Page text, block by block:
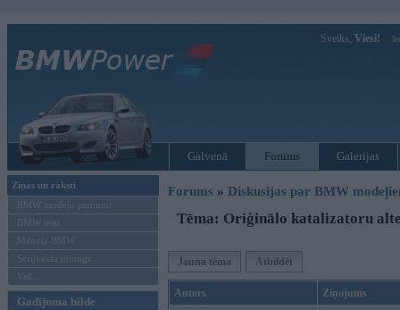
Sveiks, Viesi!
Galvenā Forums Galerijas
Ziņas un raksti
BMW modeļu jaunumi
BMW testi
Mēneša BMW
Sērijveida tūnings
Vel...
Gadījuma bilde
Forums » Diskusijas par BMW
Tēma: Oriģinālo katalizatoru
Jauna tēma Atbildēt
Autors Ziņojums